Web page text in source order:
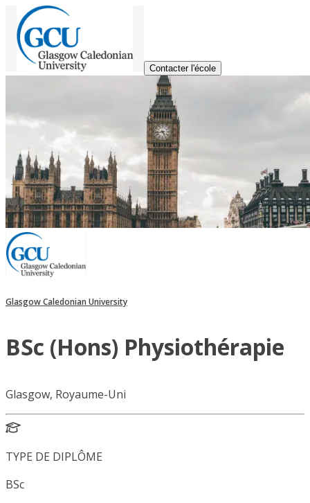
Contacter l'école
Glasgow Caledonian University
BSc (Hons) Physiothérapie
Glasgow, Royaume-Uni
TYPE DE DIPLÔME
BSc